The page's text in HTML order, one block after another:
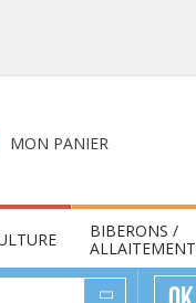
MON PANIER
BIBERONS /
ALLAITEMENT